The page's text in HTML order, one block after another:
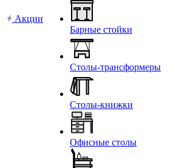
Акции
Барные стойки
Столы-трансформеры
Столы-книжки
Офисные столы